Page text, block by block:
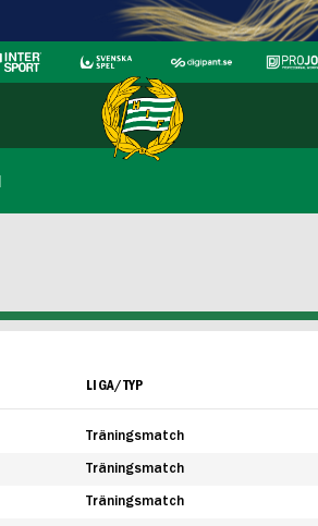
LIGA/TYP
Träningsmatch
Träningsmatch
Träningsmatch